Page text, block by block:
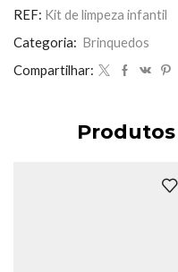
REF: Kit de limpeza infantil
Categoria: Brinquedos
Compartilhar: